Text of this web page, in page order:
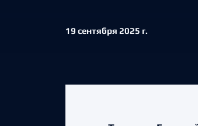
19 сентября 2025 г.